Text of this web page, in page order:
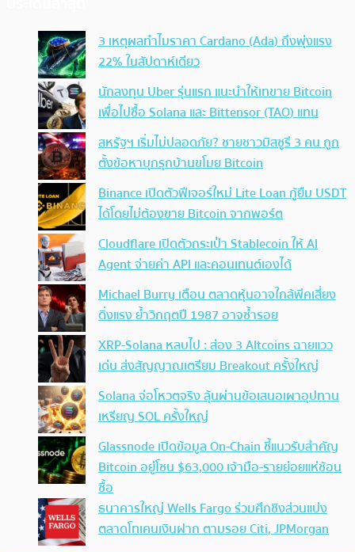
3 เหตุผลทำไมราคา Cardano (Ada) ถึงพุ่งแรง
22% ในสัปดาห์เดียว
นักลงทุน Uber รุ่นแรก แนะนำให้เทขาย Bitcoin
เพื่อไปซื้อ Solana และ Bittensor (TAO) แทน
สหรัฐฯ เริ่มไม่ปลอดภัย? ชายชาวมิสซูรี 3 คน ถูก
ตั้งข้อหาบุกรุกบ้านขโมย Bitcoin
Binance เปิดตัวฟีเจอร์ใหม่ Lite Loan กู้ยืม USDT
ได้โดยไม่ต้องขาย Bitcoin จากพอร์ต
Cloudflare เปิดตัวกระเป๋า Stablecoin ให้ AI
Agent จ่ายค่า API และคอนเทนต์เองได้
Michael Burry เตือน ตลาดหุ้นอาจใกล้พีคเสี่ยง
ดิ่งแรง ย้ำวิกฤตปี 1987 อาจซ้ำรอย
XRP-Solana หลบไป : ส่อง 3 Altcoins ฉายแวว
เด่น ส่งสัญญาณเตรียม Breakout ครั้งใหญ่
Solana จ่อโหวตจริง ลุ้นผ่านข้อเสนอเผาอุปทาน
เหรียญ SOL ครั้งใหญ่
Glassnode เปิดข้อมูล On-Chain ชี้แนวรับสำคัญ
Bitcoin อยู่โซน $63,000 เจ้ามือ-รายย่อยแห่ช้อน
ซื้อ
ธนาคารใหญ่ Wells Fargo ร่วมศึกชิงส่วนแบ่ง
ตลาดโทเคนเงินฝาก ตามรอย Citi, JPMorgan